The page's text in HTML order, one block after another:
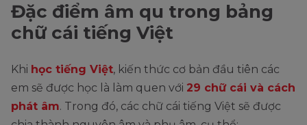
Đặc điểm âm qu trong bảng
chữ cái tiếng Việt
Khi học tiếng Việt, kiến thức cơ bản đầu tiên các
em sẽ được học là làm quen với 29 chữ cái và cách
phát âm. Trong đó, các chữ cái tiếng Việt sẽ được